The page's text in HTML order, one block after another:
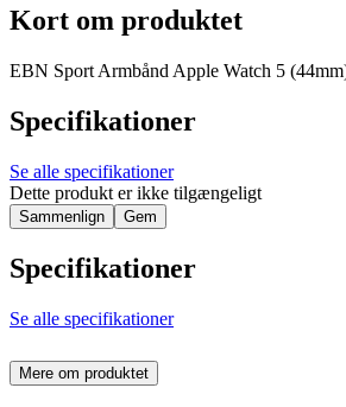
Kort om produktet
EBN Sport Armbånd Apple Watch 5
Specifikationer
Se alle specifikationer
Dette produkt er ikke tilgængeligt
Sammenlign Gem
Specifikationer
Se alle specifikationer
Mere om produktet